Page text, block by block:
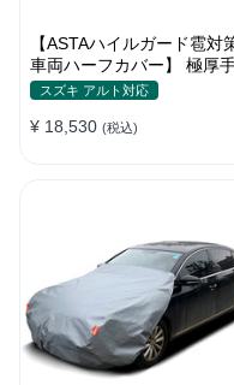
【ASTAハイルガード雹対
車両ハーフカバー】 極厚
防雹 雹害 凍結防止 防雪防
ー
スズキ アルト対応
¥ 18,530 (税込)